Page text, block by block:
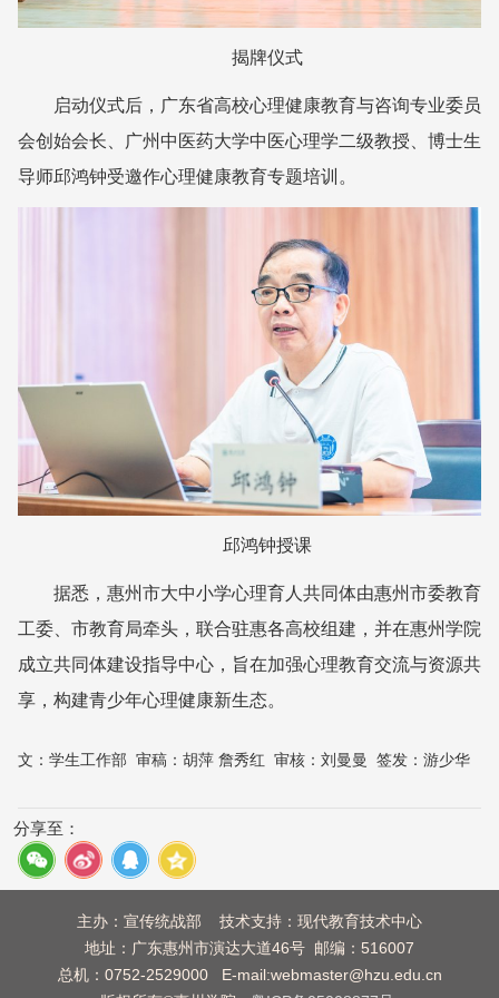
揭牌仪式
启动仪式后， 广东省高校心理健康教育与咨询专业委员
会创始会长、广州中医药大学中医心理学二级教授、博士生
导师邱鸿钟受邀作心理健康教育专题培训。
邱鸿钟授课
据悉，惠州市大中小学心理育人共同体由惠州市委教育
工委、市教育局牵头，联合驻惠各高校组建，并在惠州学院
成立共同体建设指导中心，旨在加强心理教育交流与资源共
享，构建青少年心理健康新生态。
文： 学生工作部 审稿： 胡萍 詹秀红 审核： 刘曼曼 签发： 游少华
分享至：
主办：宣传统战部 技术支持：现代教育技术中心
地址：广东惠州市演达大道46号 邮编：516007
总机：0752-2529000 E-mail:webmaster@hzu.edu.cn